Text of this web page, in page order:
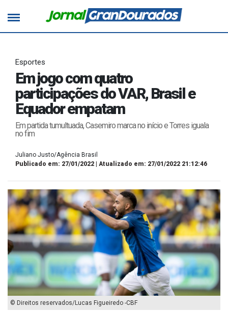
Esportes
Em jogo com quatro
participações do VAR, Brasil e
Equador empatam
Em partida tumultuada, Casemiro marca no início e Torres iguala
no fim
Juliano Justo/Agência Brasil
Publicado em: 27/01/2022 | Atualizado em: 27/01/2022 21:12:46
© Direitos reservados/Lucas Figueiredo -CBF